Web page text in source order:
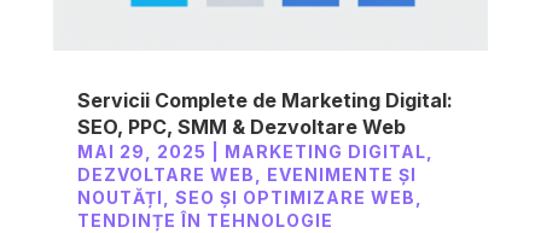
Servicii Complete de Marketing Digital:
SEO, PPC, SMM & Dezvoltare Web
MAI 29, 2025 MARKETING DIGITAL
DEZVOLTARE WEB
EVENIMENTE ȘI
NOUTĂȚI
SEO ȘI OPTIMIZARE WEB
TENDINȚE ÎN TEHNOLOGIE